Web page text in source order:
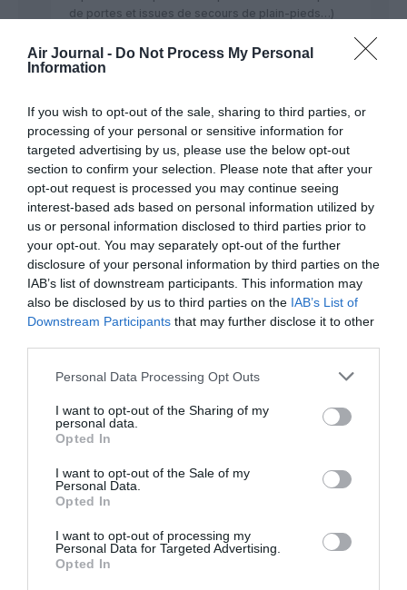
Air Journal - Do Not Process My Personal
Information
If you wish to opt-out of the sale, sharing to third parties, or
processing of your personal or sensitive information for
targeted advertising by us, please use the below opt-out
section to confirm your selection. Please note that after your
opt-out request is processed you may continue seeing
interest-based ads based on personal information utilized by
us or personal information disclosed to third parties prior to
your opt-out. You may separately opt-out of the further
disclosure of your personal information by third parties on the
IAB’s list of downstream participants. This information may
also be disclosed by us to third parties on the IAB’s List of
Downstream Participants that may further disclose it to other
Personal Data Processing Opt Outs
I want to opt-out of the Sharing of my
personal data.
Opted In
I want to opt-out of the Sale of my
Personal Data.
Opted In
I want to opt-out of processing my
Personal Data for Targeted Advertising.
Opted In
de portes et issues de secours de plain-pieds…)
pax…avec 3 PNC minimum dans l’équipage
commercial.
Franciscoa commenté :
20 février 2023 -
18 h 46 min
Il ne fait pas référence à la règle OACI
mais la scope close dont tout avion de
filiale d’AF est limité à 100 places max, ce
qui était le cas pour feu Britair, Régional et
Airlinair avant leur fusion en Hop, et Hop a
donc hérité de cette scope close. Les
prochains Ejet2 seront configurés en plus
Vincenta commenté :
20 février 2023 - 18 h
52 min
Par ailleurs une compagnie ne se gère pas avec des
yaka fokons comme vous le préconisez sur tous les
articles en lien avec AF. Le canadien a calmé la